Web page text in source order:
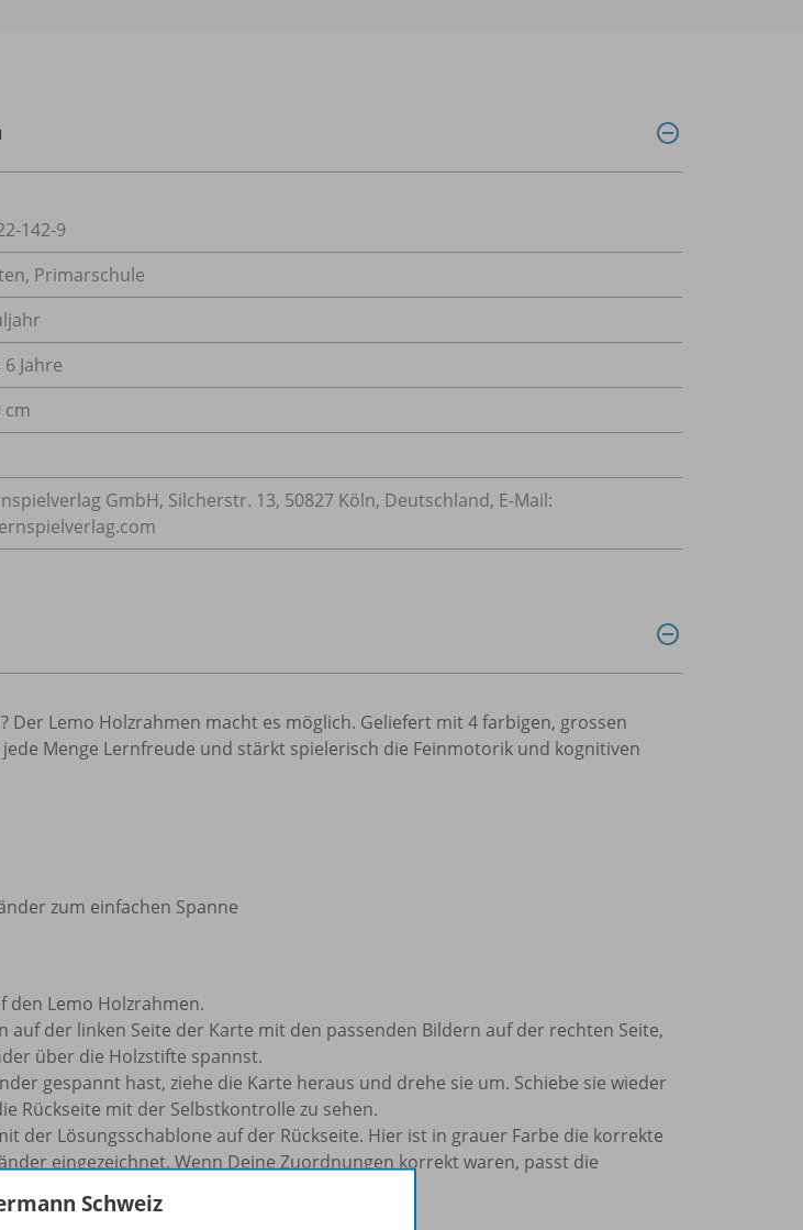
142-9
Primarschule
Jahre
cm
GmbH, Silcherstr. 13, 50827 Köln, Deutschland, E-Mail:
Der Lemo Holzrahmen macht es möglich. Geliefert mit 4 farbigen, grossen
Menge Lernfreude und stärkt spielerisch die Feinmotorik und kognitiven
zum einfachen Spanne
den Lemo Holzrahmen.
auf der linken Seite der Karte mit den passenden Bildern auf der rechten Seite,
über die Holzstifte spannst.
gespannt hast, ziehe die Karte heraus und drehe sie um. Schiebe sie wieder
Rückseite mit der Selbstkontrolle zu sehen.
der Lösungsschablone auf der Rückseite. Hier ist in grauer Farbe die korrekte
eingezeichnet. Wenn Deine Zuordnungen korrekt waren, passt die
Schweiz